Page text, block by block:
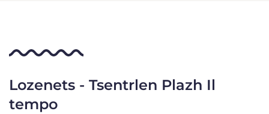
Lozenets - Tsentrlen Plazh Il
tempo